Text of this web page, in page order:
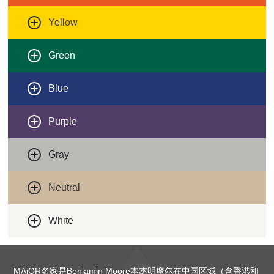
Yellow
Green
Blue
Purple
Gray
Neutral
White
MAjOR名家是Benjamin Moore本杰明摩尔在中国区域（含香港和